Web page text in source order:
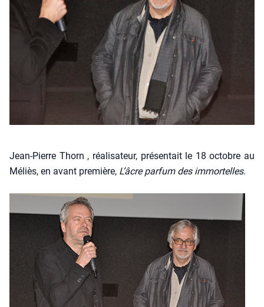
Jean-Pierre Thorn , réa­li­sa­teur, pré­sen­tait le 18 octobre au
Méliès, en avant pre­mière, L’âcre par­fum des immor­telles.